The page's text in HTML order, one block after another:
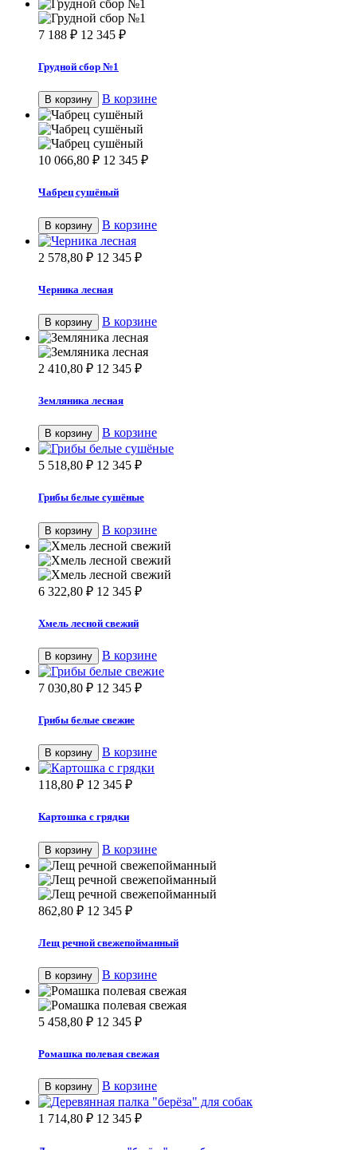
7 188 ₽ 12 345 ₽
Грудной сбор №1
В корзину В корзине
10 066,80 ₽ 12 345 ₽
Чабрец сушёный
В корзину В корзине
2 578,80 ₽ 12 345 ₽
Черника лесная
В корзину В корзине
2 410,80 ₽ 12 345 ₽
Земляника лесная
В корзину В корзине
5 518,80 ₽ 12 345 ₽
Грибы белые сушёные
В корзину В корзине
6 322,80 ₽ 12 345 ₽
Хмель лесной свежий
В корзину В корзине
7 030,80 ₽ 12 345 ₽
Грибы белые свежие
В корзину В корзине
118,80 ₽ 12 345 ₽
Картошка с грядки
В корзину В корзине
862,80 ₽ 12 345 ₽
Лещ речной свежепойманный
В корзину В корзине
5 458,80 ₽ 12 345 ₽
Ромашка полевая свежая
В корзину В корзине
1 714,80 ₽ 12 345 ₽